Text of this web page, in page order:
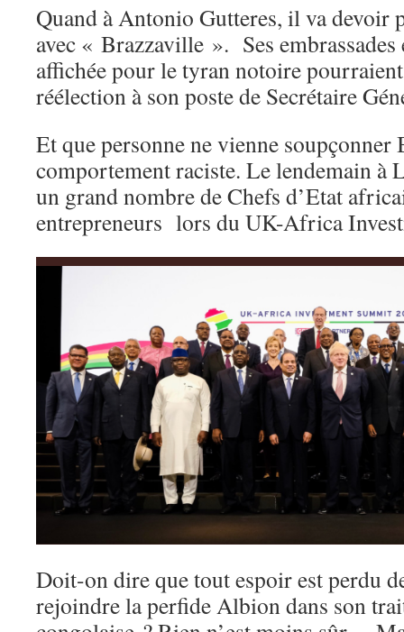
Quand à Antonio Gutteres, il va devoir
avec « Brazzaville ». Ses embrassades
affichée pour le tyran notoire
réélection à son poste de Secrétaire
Et que personne ne vienne soupçonner
comportement raciste. Le lendemain à
un grand nombre de Chefs d’Etat
entrepreneurs lors du UK-Africa
Doit-on dire que tout espoir est perdu
rejoindre la perfide Albion dans son